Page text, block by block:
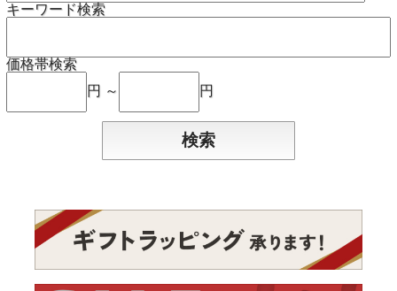
キーワード検索
価格帯検索
円 ～
円